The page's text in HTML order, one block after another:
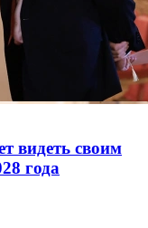
видеть своим
года